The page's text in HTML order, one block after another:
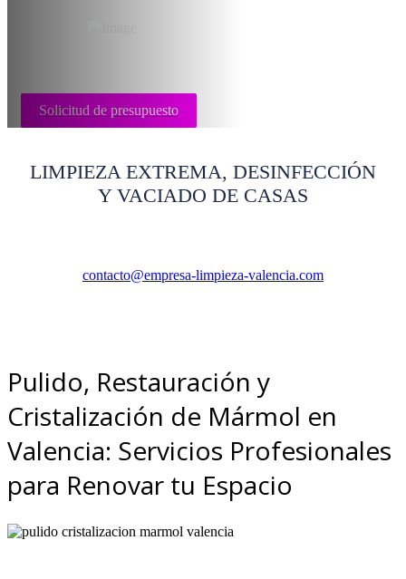
Solicitud de presupuesto
LIMPIEZA EXTREMA, DESINFECCIÓN
Y VACIADO DE CASAS
contacto@empresa-limpieza-valencia.com
Pulido, Restauración y
Cristalización de Mármol en
Valencia: Servicios Profesionales
para Renovar tu Espacio